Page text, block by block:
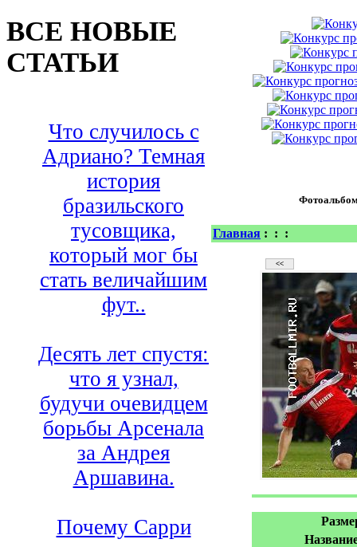
ВСЕ НОВЫЕ
СТАТЬИ
Что случилось с
Адриано? Темная
история
бразильского
тусовщика,
который мог бы
стать величайшим
фут..
Десять лет спустя:
что я узнал,
будучи очевидцем
борьбы Арсенала
за Андрея
Аршавина.
Почему Сарри
Главная : : :